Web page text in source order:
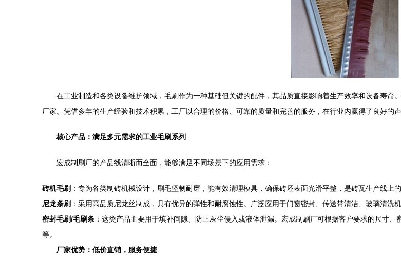
在工业制造和各类设备维护领域，毛刷作为一种基础但关键的配件，其品质直接影响着生产效率和设备寿
厂家。凭借多年的生产经验和技术积累，工厂以合理的价格、可靠的质量和完善的服务，在行业内赢得了良好的声
核心产品：满足多元需求的工业毛刷系列
宏成制刷厂的产品线清晰而全面，能够满足不同场景下的应用需求：
砖机毛刷 ：专为各类制砖机械设计，刷毛坚韧耐磨，能有效清理模具，确保砖坯表面光滑平整，是砖瓦生产线上的
尼龙条刷 ：采用高品质尼龙丝制成，具有优异的弹性和耐腐蚀性。广泛应用于门窗密封、传送带清洁、玻璃清洗
密封毛刷/毛刷条 ：这类产品主要用于填补间隙、防止灰尘侵入或液体泄漏。宏成制刷厂可根据客户要求的尺寸
等。
厂家优势：低价直销，服务便捷